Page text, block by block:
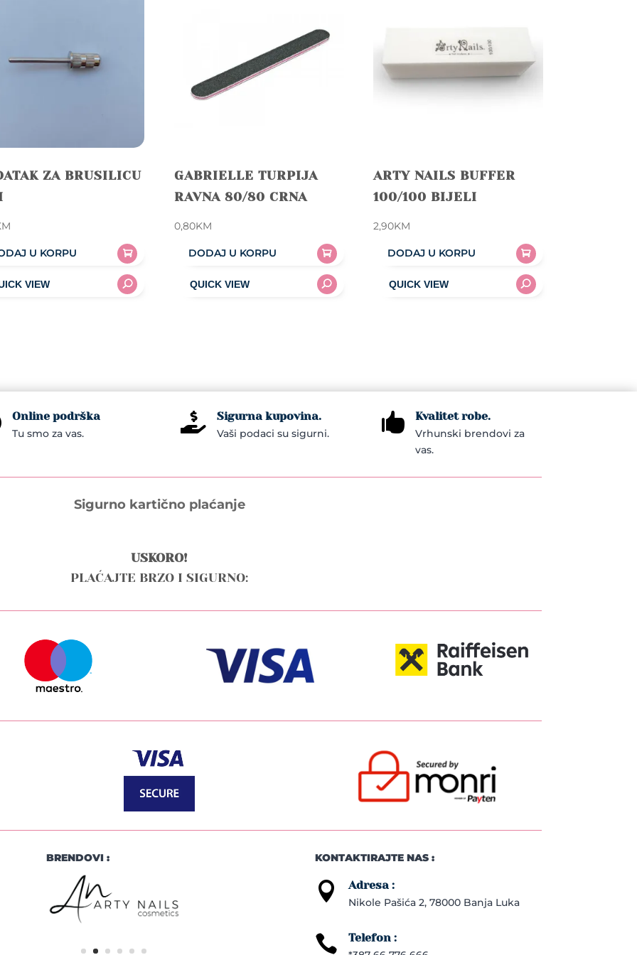
ZA BRUSILICU
U KORPU
GABRIELLE TURPIJA
RAVNA 80/80 CRNA
0,80KM
DODAJ U KORPU
ARTY NAILS BUFFER
100/100 BIJELI
2,90KM
DODAJ U KORPU
Online podrška
Tu smo za vas.  Sigurna kupovina.
Vaši podaci su sigurni.  Kvalitet robe.
Vrhunski brendovi za
vas.
Sigurno kartično plaćanje
USKORO!
PLAĆAJTE BRZO I SIGURNO:
BRENDOVI : KONTAKTIRAJTE NAS :
 Adresa :
Nikole Pašića 2, 78000 Banja Luka
 Telefon :